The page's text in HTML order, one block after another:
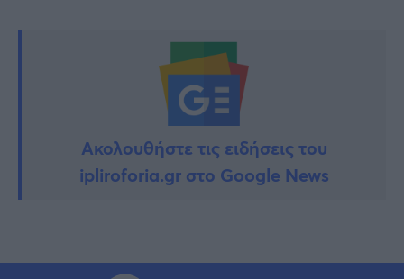
Ακολουθήστε τις ειδήσεις του
ipliroforia.gr στο Google News